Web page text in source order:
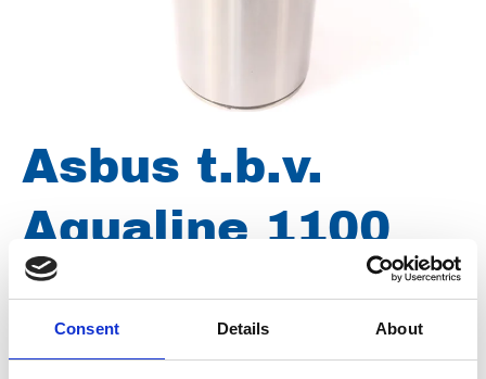
Consent Details About
Asbus t.b.v.
Aqualine 1100
t/m 2700 gehard
gereviseerd